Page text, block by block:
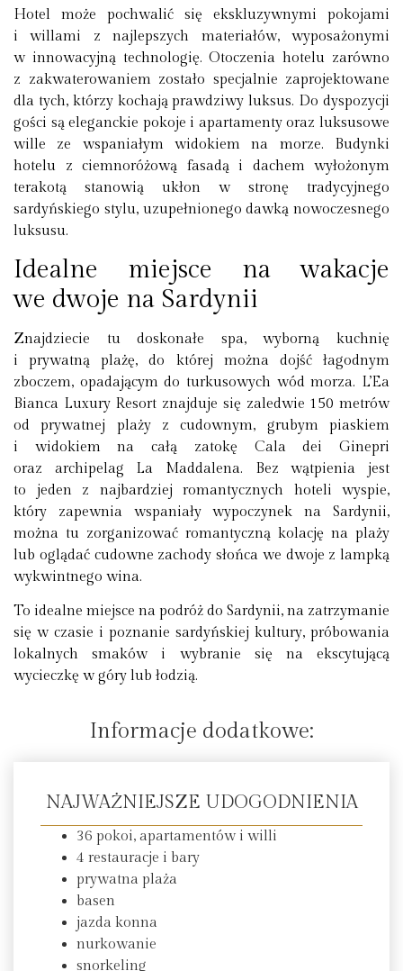
Hotel może pochwalić się ekskluzywnymi pokojami
i willami z najlepszych materiałów, wyposażonymi
w innowacyjną technologię. Otoczenia hotelu zarówno
z zakwaterowaniem zostało specjalnie zaprojektowane
dla tych, którzy kochają prawdziwy luksus. Do dyspozycji
gości są eleganckie pokoje i apartamenty oraz luksusowe
wille ze wspaniałym widokiem na morze. Budynki
hotelu z ciemnoróżową fasadą i dachem wyłożonym
terakotą stanowią ukłon w stronę tradycyjnego
sardyńskiego stylu, uzupełnionego dawką nowoczesnego
luksusu.
Idealne miejsce na wakacje
we dwoje na Sardynii
Znajdziecie tu doskonałe spa, wyborną kuchnię
i prywatną plażę, do której można dojść łagodnym
zboczem, opadającym do turkusowych wód morza. L’Ea
Bianca Luxury Resort znajduje się zaledwie 150 metrów
od prywatnej plaży z cudownym, grubym piaskiem
i widokiem na całą zatokę Cala dei Ginepri
oraz archipelag La Maddalena. Bez wątpienia jest
to jeden z najbardziej romantycznych hoteli wyspie,
który zapewnia wspaniały wypoczynek na Sardynii,
można tu zorganizować romantyczną kolację na plaży
lub oglądać cudowne zachody słońca we dwoje z lampką
wykwintnego wina.
To idealne miejsce na podróż do Sardynii, na zatrzymanie
się w czasie i poznanie sardyńskiej kultury, próbowania
lokalnych smaków i wybranie się na ekscytującą
wycieczkę w góry lub łodzią.
Informacje dodatkowe:
NAJWAŻNIEJSZE UDOGODNIENIA
36 pokoi, apartamentów i willi
4 restauracje i bary
prywatna plaża
basen
jazda konna
nurkowanie
snorkeling